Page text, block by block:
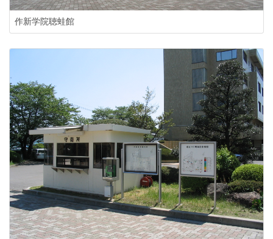
作新学院聴蛙館